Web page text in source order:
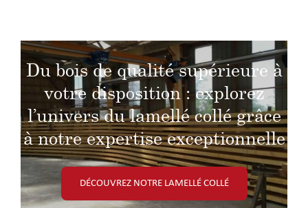
Du bois de qualité supérieure à
votre disposition : explorez
l’univers du lamellé collé grâce
à notre expertise exceptionnelle
DÉCOUVREZ NOTRE LAMELLÉ COLLÉ